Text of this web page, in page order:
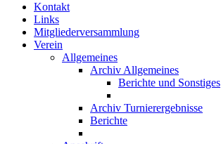
Kontakt
Links
Mitgliederversammlung
Verein
Allgemeines
Archiv Allgemeines
Berichte und Sonstiges
Archiv Turnierergebnisse
Berichte